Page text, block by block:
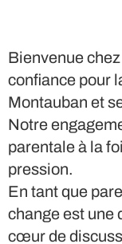
Bienvenue
confiance pour
Montauban et
Notre
parentale à la
pression.
En tant que
change est une
cœur de